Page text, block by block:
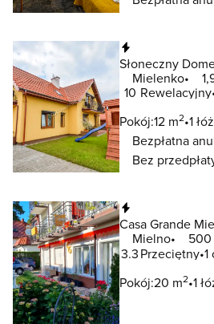
Słoneczny
Mielenko
10 Rewelacyjny
Pokój:12 m2 1
Bezpłatna
Bez
Casa Grande
Mielno
500
3.3Przeciętny 1
Pokój:20 m2 1